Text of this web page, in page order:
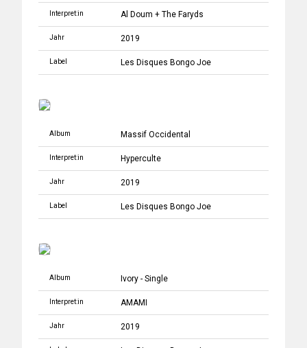
Interpret:in Al Doum + The Faryds
Jahr 2019
Label Les Disques Bongo Joe
Album Massif Occidental
Interpret:in Hyperculte
Jahr 2019
Label Les Disques Bongo Joe
Album Ivory - Single
Interpret:in AMAMI
Jahr 2019